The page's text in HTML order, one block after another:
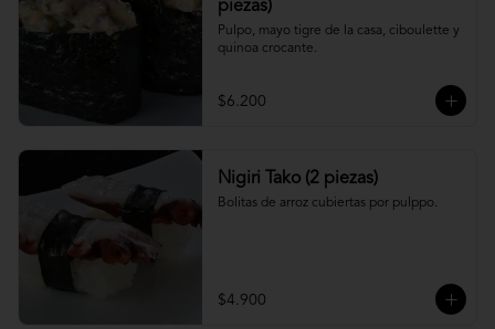
piezas)
Pulpo, mayo tigre de la casa, ciboulette y
quinoa crocante.
$6.200
Nigiri Tako (2 piezas)
Bolitas de arroz cubiertas por pulppo.
$4.900